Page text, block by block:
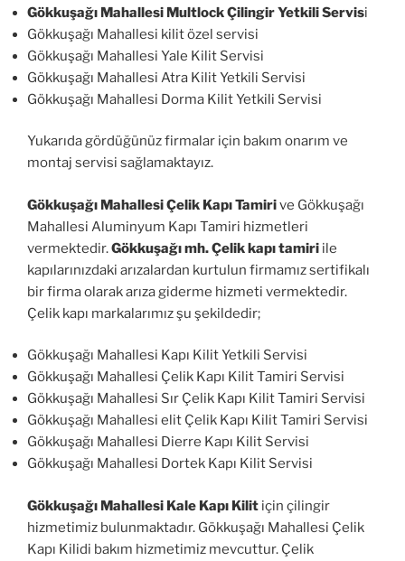
Gökkuşağı Mahallesi Multlock Çilingir Yetkili Servisi
Gökkuşağı Mahallesi kilit özel servisi
Gökkuşağı Mahallesi Yale Kilit Servisi
Gökkuşağı Mahallesi Atra Kilit Yetkili Servisi
Gökkuşağı Mahallesi Dorma Kilit Yetkili Servisi
Yukarıda gördüğünüz firmalar için bakım onarım ve
montaj servisi sağlamaktayız.
Gökkuşağı Mahallesi Çelik Kapı Tamirive Gökkuşağı
Mahallesi Aluminyum Kapı Tamiri hizmetleri
vermektedir.Gökkuşağı mh. Çelik kapı tamiri ile
kapılarınızdaki arızalardan kurtulun firmamız sertifikalı
bir firma olarak arıza giderme hizmeti vermektedir.
Çelik kapı markalarımız şu şekildedir;
Gökkuşağı Mahallesi Kapı Kilit Yetkili Servisi
Gökkuşağı Mahallesi Çelik Kapı Kilit Tamiri Servisi
Gökkuşağı Mahallesi Sır Çelik Kapı Kilit Tamiri Servisi
Gökkuşağı Mahallesi elit Çelik Kapı Kilit Tamiri Servisi
Gökkuşağı Mahallesi Dierre Kapı Kilit Servisi
Gökkuşağı Mahallesi Dortek Kapı Kilit Servisi
Gökkuşağı Mahallesi Kale Kapı Kilit için çilingir
hizmetimiz bulunmaktadır. Gökkuşağı Mahallesi Çelik
Kapı Kilidi bakım hizmetimiz mevcuttur. Çelik